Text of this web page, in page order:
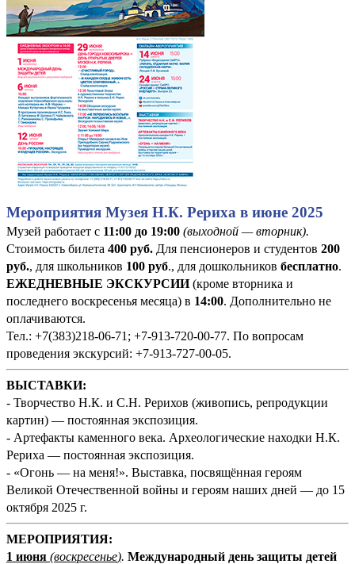
Мероприятия Музея Н.К. Рериха в июне 2025
Музей работает с 11:00 до 19:00 (выходной — вторник).
Стоимость билета 400 руб. Для пенсионеров и студентов 200
руб., для школьников 100 руб., для дошкольников бесплатно.
ЕЖЕДНЕВНЫЕ ЭКСКУРСИИ(кроме вторника и
последнего воскресенья месяца) в 14:00. Дополнительно не
оплачиваются.
Тел.: +7(383)218-06-71; +7-913-720-00-77. По вопросам
проведения экскурсий: +7-913-727-00-05.
ВЫСТАВКИ:
- Творчество Н.К. и С.Н. Рерихов (живопись, репродукции
картин) — постоянная экспозиция.
- Артефакты каменного века. Археологические находки Н.К.
Рериха — постоянная экспозиция.
- «Огонь — на меня!». Выставка, посвящённая героям
Великой Отечественной войны и героям наших дней — до 15
октября 2025 г.
МЕРОПРИЯТИЯ:
1 июня (воскресенье). Международный день защиты детей